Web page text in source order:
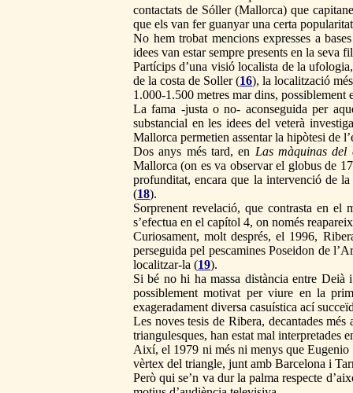
contactats de Sóller (Mallorca) que
que els van fer guanyar una certa
No hem trobat mencions expresses a
idees van estar sempre presents en la seva
Partícips d’una visió localista de la
de la costa de Soller (16), la localització
1.000-1.500 metres mar dins, possiblement
La fama -justa o no- aconseguida per
substancial en les idees del veterà
Mallorca permetien assentar la hipòtesi de
Dos anys més tard, en Las màquinas del
Mallorca (on es va observar el globus de
profunditat, encara que la intervenció de
(18).
Sorprenent revelació, que contrasta en el
s’efectua en el capítol 4, on només
Curiosament, molt després, el 1996,
perseguida pel pescamines Poseidon de
localitzar-la (19).
Si bé no hi ha massa distància entre
possiblement motivat per viure en la
exageradament diversa casuística ací
Les noves tesis de Ribera, decantades
triangulesques, han estat mal interpretades
Així, el 1979 ni més ni menys que
vèrtex del triangle, junt amb Barcelona i
Però qui se’n va dur la palma respecte